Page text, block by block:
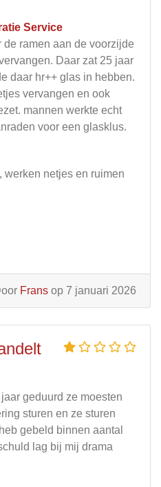
Service
de ramen aan de voorzijde
Daar zat 25 jaar
daar hr++ glas in hebben.
vervangen en ook
mannen werkte echt
voor een glasklus.
werken netjes en ruimen
Frans op 7 januari 2026
geduurd ze moesten
sturen en ze sturen
gebeld binnen aantal
lag bij mij drama